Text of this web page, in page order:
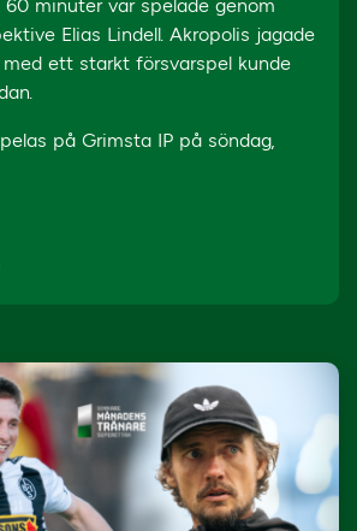
minuter var spelade genom
Elias Lindell. Akropolis jagade
ett starkt försvarspel kunde
på Grimsta IP på söndag,